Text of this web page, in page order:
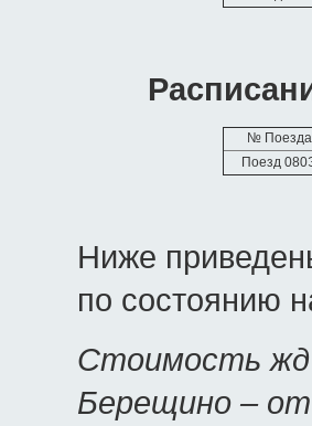
№ Поезда
Поезд
Ниже
по состоянию
Стоимость жд
Берещино – от